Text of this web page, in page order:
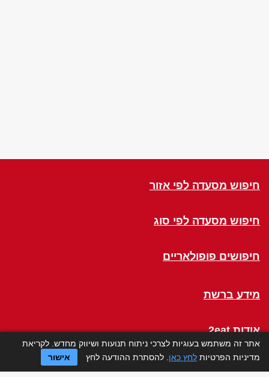
חיפוש מסעדה לפי אזור
חיפוש מסעדה לפי סוג
חיפושים פופולאריים
מידע ברשת
אודות 2eat
Click a Table
אתר זה משתמש בעוגיות לצרכי ניתוח תנועות ושיווק מחדש. לקריאת
מדיניות הפרטיות לחץ כאן . להסתרת ההודעה לחץ אישור